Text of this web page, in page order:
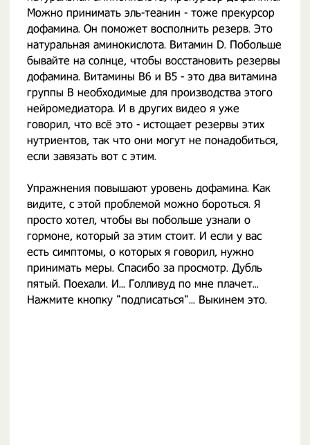
Можно принимать эль-теанин - тоже прекурсор
дофамина. Он поможет восполнить резерв. Это
натуральная аминокислота. Витамин D. Побольше
бывайте на солнце, чтобы восстановить резервы
дофамина. Витамины В6 и В5 - это два витамина
группы В необходимые для производства этого
нейромедиатора. И в других видео я уже
говорил, что всё это - истощает резервы этих
нутриентов, так что они могут не понадобиться,
если завязать вот с этим.
Упражнения повышают уровень дофамина. Как
видите, с этой проблемой можно бороться. Я
просто хотел, чтобы вы побольше узнали о
гормоне, который за этим стоит. И если у вас
есть симптомы, о которых я говорил, нужно
принимать меры. Спасибо за просмотр. Дубль
пятый. Поехали. И... Голливуд по мне плачет...
Нажмите кнопку "подписаться"... Выкинем это.